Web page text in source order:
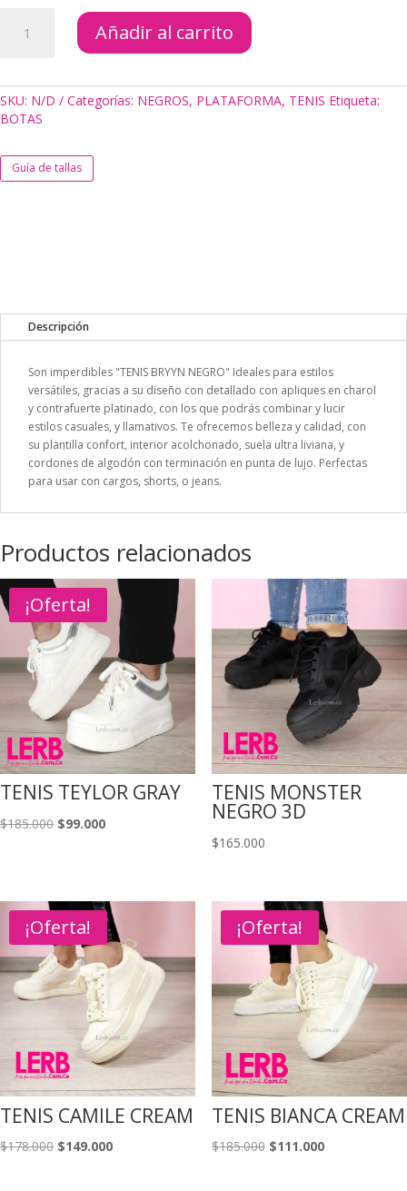
BRYYN
Añadir al carrito
SKU: N/D Categorías: NEGROS, PLATAFORMA, TENIS Etiqueta:
BOTAS
Guía de tallas
Descripción
Son imperdibles "TENIS BRYYN NEGRO" Ideales para estilos
versátiles, gracias a su diseño con detallado con apliques en charol
y contrafuerte platinado, con los que podrás combinar y lucir
estilos casuales, y llamativos. Te ofrecemos belleza y calidad, con
su plantilla confort, interior acolchonado, suela ultra liviana, y
cordones de algodón con terminación en punta de lujo. Perfectas
para usar con cargos, shorts, o jeans.
Productos relacionados
¡Oferta!
TENIS TEYLOR GRAY
$185.000 El
$185.000.
$99.000El
$99.000.
TENIS MONSTER
NEGRO 3D
$165.000
¡Oferta!
TENIS CAMILE CREAM
$178.000 El
$149.000El
¡Oferta!
TENIS BIANCA CREAM
$185.000 El
$111.000El